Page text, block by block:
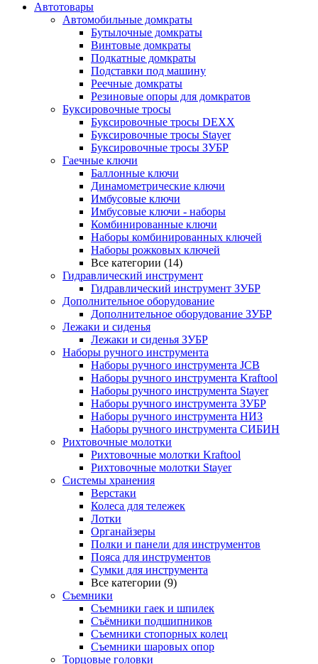
Автотовары
Автомобильные домкраты
Бутылочные домкраты
Винтовые домкраты
Подкатные домкраты
Подставки под машину
Реечные домкраты
Резиновые опоры для домкратов
Буксировочные тросы
Буксировочные тросы DEXX
Буксировочные тросы Stayer
Буксировочные тросы ЗУБР
Гаечные ключи
Баллонные ключи
Динамометрические ключи
Имбусовые ключи
Имбусовые ключи - наборы
Комбинированные ключи
Наборы комбинированных ключей
Наборы рожковых ключей
Все категории (14)
Гидравлический инструмент
Гидравлический инструмент ЗУБР
Дополнительное оборудование
Дополнительное оборудование ЗУБР
Лежаки и сиденья
Лежаки и сиденья ЗУБР
Наборы ручного инструмента
Наборы ручного инструмента JCB
Наборы ручного инструмента Kraftool
Наборы ручного инструмента Stayer
Наборы ручного инструмента ЗУБР
Наборы ручного инструмента НИЗ
Наборы ручного инструмента СИБИН
Рихтовочные молотки
Рихтовочные молотки Kraftool
Рихтовочные молотки Stayer
Системы хранения
Верстаки
Колеса для тележек
Лотки
Органайзеры
Полки и панели для инструментов
Пояса для инструментов
Сумки для инструмента
Все категории (9)
Съемники
Съемники гаек и шпилек
Съёмники подшипников
Съемники стопорных колец
Съемники шаровых опор
Торцовые головки